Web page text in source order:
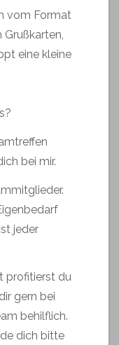
vom Format
eine kleine
bei mir.
jeder
profitierst du
gern bei
behilflich.
dich bitte